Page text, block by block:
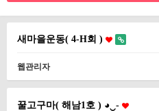
새마을운동( 4-H회 )
웹관리자
꿀고구마( 해남1호 ) ◕‿-